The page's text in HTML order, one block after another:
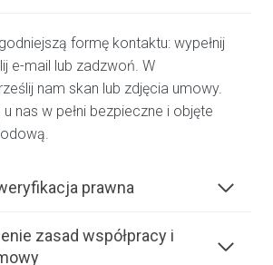
formę kontaktu: wypełnij
e-mail lub zadzwoń. W
nam skan lub zdjęcia umowy.
nas w pełni bezpieczne i objęte
prawna
zasad współpracy i